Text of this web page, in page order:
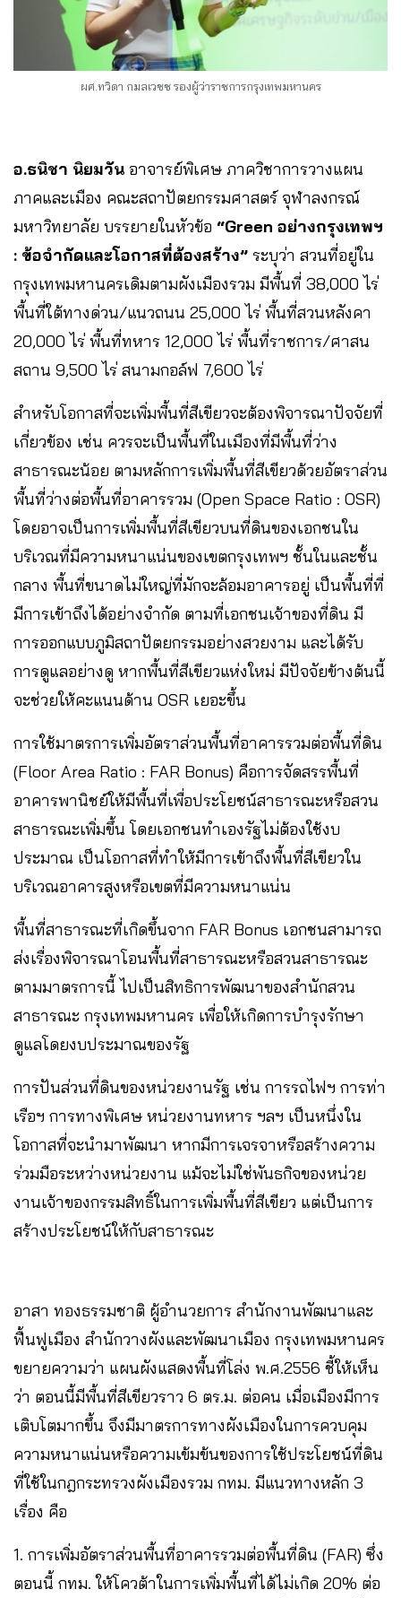
ผศ.ทวิดา กมลเวชช รองผู้ว่าราชการกรุงเทพมหานคร
อ.ธนิชา นิยมวัน อาจารย์พิเศษ ภาควิชาการวางแผน
ภาคและเมือง คณะสถาปัตยกรรมศาสตร์ จุฬาลงกรณ์
มหาวิทยาลัย บรรยายในหัวข้อ “Green อย่างกรุงเทพฯ
: ข้อจำกัดและโอกาสที่ต้องสร้าง” ระบุว่า สวนที่อยู่ใน
กรุงเทพมหานครเดิมตามผังเมืองรวม มีพื้นที่ 38,000 ไร่
พื้นที่ใต้ทางด่วน/แนวถนน 25,000 ไร่ พื้นที่สวนหลังคา
20,000 ไร่ พื้นที่ทหาร 12,000 ไร่ พื้นที่ราชการ/ศาสน
สถาน 9,500 ไร่ สนามกอล์ฟ 7,600 ไร่
สำหรับโอกาสที่จะเพิ่มพื้นที่สีเขียวจะต้องพิจารณาปัจจัยที่
เกี่ยวข้อง เช่น ควรจะเป็นพื้นที่ในเมืองที่มีพื้นที่ว่าง
สาธารณะน้อย ตามหลักการเพิ่มพื้นที่สีเขียวด้วยอัตราส่วน
พื้นที่ว่างต่อพื้นที่อาคารรวม (Open Space Ratio : OSR)
โดยอาจเป็นการเพิ่มพื้นที่สีเขียวบนที่ดินของเอกชนใน
บริเวณที่มีความหนาแน่นของเขตกรุงเทพฯ ชั้นในและชั้น
กลาง พื้นที่ขนาดไม่ใหญ่ที่มักจะล้อมอาคารอยู่ เป็นพื้นที่ที่
มีการเข้าถึงได้อย่างจำกัด ตามที่เอกชนเจ้าของที่ดิน มี
การออกแบบภูมิสถาปัตยกรรมอย่างสวยงาม และได้รับ
การดูแลอย่างดู หากพื้นที่สีเขียวแห่งใหม่ มีปัจจัยข้างต้นนี้
จะช่วยให้คะแนนด้าน OSR เยอะขึ้น
การใช้มาตรการเพิ่มอัตราส่วนพื้นที่อาคารรวมต่อพื้นที่ดิน
(Floor Area Ratio : FAR Bonus) คือการจัดสรรพื้นที่
อาคารพานิชย์ให้มีพื้นที่เพื่อประโยชน์สาธารณะหรือสวน
สาธารณะเพิ่มขึ้น โดยเอกชนทำเองรัฐไม่ต้องใช้งบ
ประมาณ เป็นโอกาสที่ทำให้มีการเข้าถึงพื้นที่สีเขียวใน
บริเวณอาคารสูงหรือเขตที่มีความหนาแน่น
พื้นที่สาธารณะที่เกิดขึ้นจาก FAR Bonus เอกชนสามารถ
ส่งเรื่องพิจารณาโอนพื้นที่สาธารณะหรือสวนสาธารณะ
ตามมาตรการนี้ ไปเป็นสิทธิการพัฒนาของสำนักสวน
สาธารณะ กรุงเทพมหานคร เพื่อให้เกิดการบำรุงรักษา
ดูแลโดยงบประมาณของรัฐ
การปันส่วนที่ดินของหน่วยงานรัฐ เช่น การรถไฟฯ การท่า
เรือฯ การทางพิเศษ หน่วยงานทหาร ฯลฯ เป็นหนึ่งใน
โอกาสที่จะนำมาพัฒนา หากมีการเจรจาหรือสร้างความ
ร่วมมือระหว่างหน่วยงาน แม้จะไม่ใช่พันธกิจของหน่วย
งานเจ้าของกรรมสิทธิ์ในการเพิ่มพื้นที่สีเขียว แต่เป็นการ
สร้างประโยชน์ให้กับสาธารณะ
อาสา ทองธรรมชาติ ผู้อำนวยการ สำนักงานพัฒนาและ
ฟื้นฟูเมือง สำนักวางผังและพัฒนาเมือง กรุงเทพมหานคร
ขยายความว่า แผนผังแสดงพื้นที่โล่ง พ.ศ.2556 ชี้ให้เห็น
ว่า ตอนนี้มีพื้นที่สีเขียวราว 6 ตร.ม. ต่อคน เมื่อเมืองมีการ
เติบโตมากขึ้น จึงมีมาตรการทางผังเมืองในการควบคุม
ความหนาแน่นหรือความเข้มข้นของการใช้ประโยชน์ที่ดิน
ที่ใช้ในกฎกระทรวงผังเมืองรวม กทม. มีแนวทางหลัก 3
เรื่อง คือ
1. การเพิ่มอัตราส่วนพื้นที่อาคารรวมต่อพื้นที่ดิน (FAR) ซึ่ง
ตอนนี้ กทม. ให้โควต้าในการเพิ่มพื้นที่ได้ไม่เกิด 20% ต่อ